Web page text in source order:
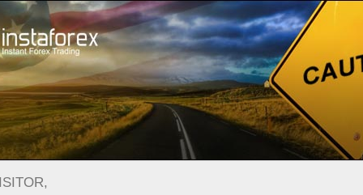
สเปรดต่ำมาก — กำไรสูง